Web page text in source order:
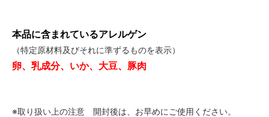
本品に含まれているアレルゲン
（特定原材料及びそれに準ずるものを表示）
卵、乳成分、いか、大豆、豚肉
※取り扱い上の注意 開封後は、お早めにご使用ください。